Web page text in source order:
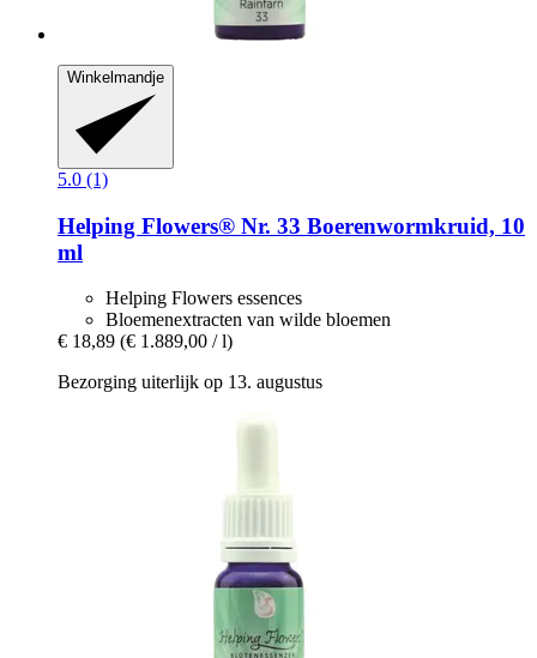
Winkelmandje
5.0 (1)
Helping Flowers® Nr. 33 Boerenwormkruid, 10
ml
Helping Flowers essences
Bloemenextracten van wilde bloemen
€ 18,89 (€ 1.889,00 / l)
Bezorging uiterlijk op 13. augustus